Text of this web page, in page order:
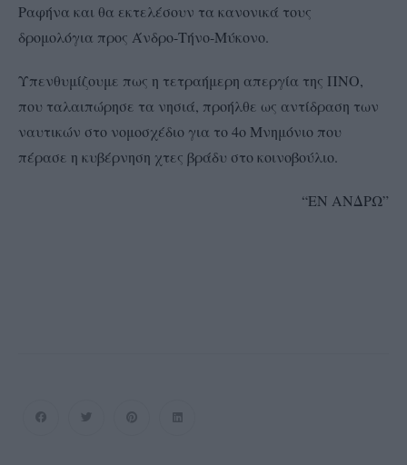
Ραφήνα και θα εκτελέσουν τα κανονικά τους
δρομολόγια προς Άνδρο-Τήνο-Μύκονο.
Υπενθυμίζουμε πως η τετραήμερη απεργία της ΠΝΟ,
που ταλαιπώρησε τα νησιά, προήλθε ως αντίδραση των
ναυτικών στο νομοσχέδιο για το 4ο Μνημόνιο που
πέρασε η κυβέρνηση χτες βράδυ στο κοινοβούλιο.
“ΕΝ ΑΝΔΡΩ”